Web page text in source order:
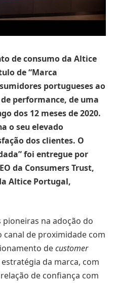
de consumo da Altice
de “Marca
portuguesesao
performance, de uma
dos 12 meses de 2020.
o seu elevado
dos clientes. O
foi entregue por
da Consumers Trust,
Altice Portugal,
pioneiras na adoção do
canal de proximidade com
decustomer
da marca, com
de confiança com